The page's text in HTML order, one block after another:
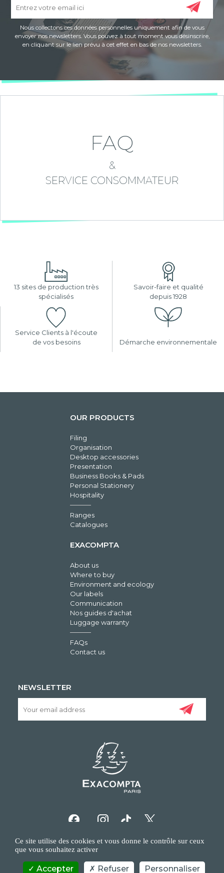
Nous collectons ces données personnelles uniquement afin de vous
envoyer nos newsletters. Vous pouvez à tout moment vous désinscrire,
en cliquant sur le lien prévu à cet effet en bas de nos newsletters.
FAQ
&
SERVICE CONSOMMATEUR
13 sites de production très
spécialisés
Savoir-faire et qualité
depuis 1928
Service Clients à l'écoute
de vos besoins
Démarche environnementale
OUR PRODUCTS
Filing
Organisation
Desktop accessories
Presentation
Business Books & Pads
Personal Stationery
Hospitality
Ranges
Catalogues
EXACOMPTA
About us
Where to buy
Environment and ecology
Our labels
Communication
Nos guides d'achat
Luggage warranty
FAQs
Contact us
NEWSLETTER
Ce site utilise des cookies et vous donne le contrôle sur ceux
que vous souhaitez activer
Accepter Refuser Personnaliser